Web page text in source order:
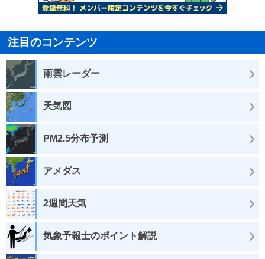
注目のコンテンツ
雨雲レーダー
天気図
PM2.5分布予測
アメダス
2週間天気
気象予報士のポイント解説